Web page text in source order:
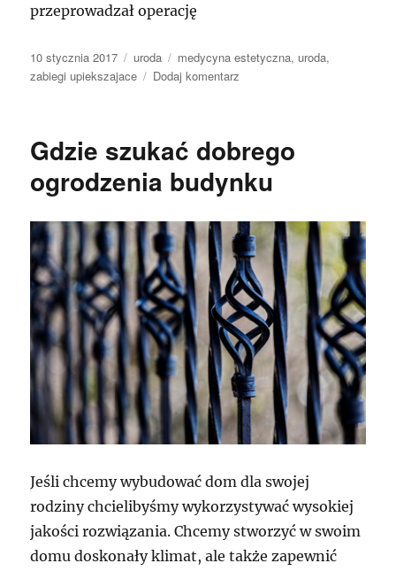
przeprowadzał operację
Data
publikacji
10 stycznia 2017 Kategorie
uroda Tagi
medycyna estetyczna, uroda,
zabiegi upiekszajace
Dodaj komentarz
każdego
Gdzie szukać dobrego
ogrodzenia budynku
Jeśli chcemy wybudować dom dla swojej
rodziny chcielibyśmy wykorzystywać wysokiej
jakości rozwiązania. Chcemy stworzyć w swoim
domu doskonały klimat, ale także zapewnić